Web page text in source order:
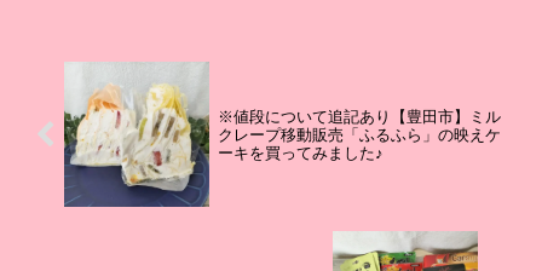
※値段について追記あり【豊田市】ミル
クレープ移動販売「ふるふら」の映えケ
ーキを買ってみました♪